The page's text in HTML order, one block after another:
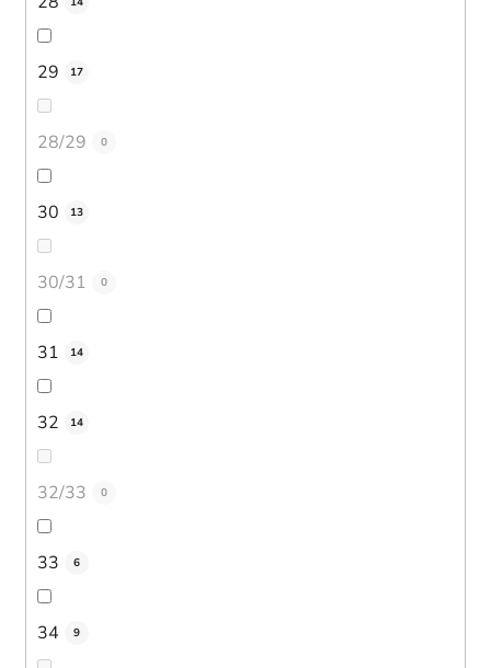
29 17
28/29 0
30 13
30/31 0
31 14
32 14
32/33 0
33 6
34 9